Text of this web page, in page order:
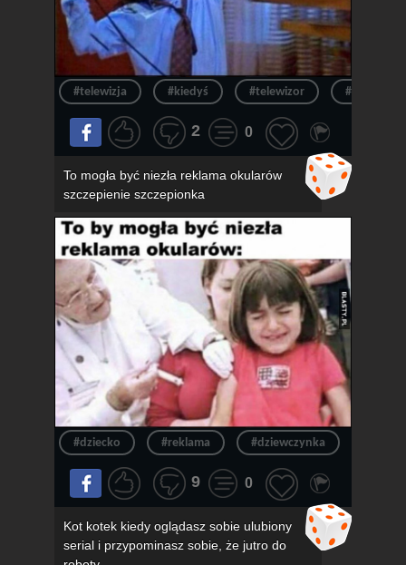
#telewizja #kiedyś #telewizor #ból
2 0
To mogła być niezła reklama okularów
szczepienie szczepionka
#dziecko #reklama #dziewczynka
9 0
Kot kotek kiedy oglądasz sobie ulubiony
serial i przypominasz sobie, że jutro do